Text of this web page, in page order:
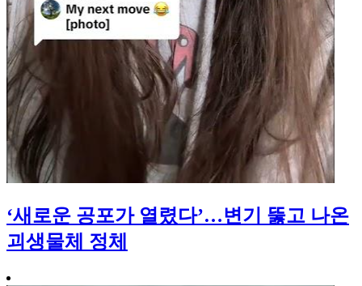
‘새로운 공포가 열렸다’…변기 뚫고 나온
괴생물체 정체